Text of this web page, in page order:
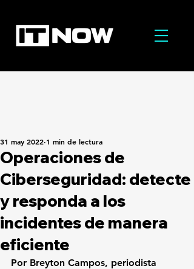
Operaciones de
Ciberseguridad: detecte
y responda a los
incidentes de manera
eficiente
31 may 2022 1 min de lectura
Por Breyton Campos, periodista